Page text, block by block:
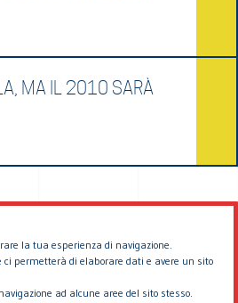
la tua esperienza di navigazione.
ci permetterà di elaborare dati e avere un sito
ad alcune aree del sito stesso.
MA IL 2010 SARÀ